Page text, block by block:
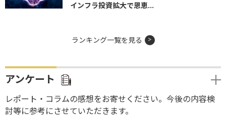
インフラ投資拡大で恩恵...
ランキング一覧を見る
アンケート
レポート・コラムの感想をお寄せください。今後の内容検
討等に参考にさせていただきます。